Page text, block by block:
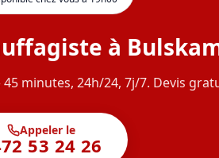
à
minutes, 24h/24, 7j/7. Devis
Appeler le
53 24 26